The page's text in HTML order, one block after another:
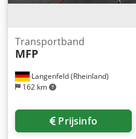
Langenfeld (Rheinland)
162 km
Transportband
MFP
Prijsinfo